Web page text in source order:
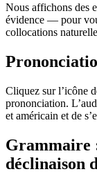
Nous affichons des
évidence — pour
collocations
Cliquez sur l’icône
prononciation.
et américain et de
Grammaire
déclinaison